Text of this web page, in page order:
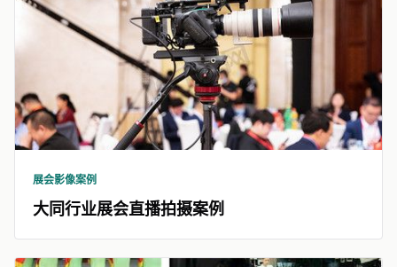
展会影像案例
大同行业展会直播拍摄案例